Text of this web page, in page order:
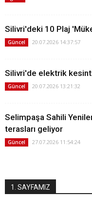
Silivri'deki 10 Plaj
Güncel 20.07.2026 14:37:57
Silivri'de elektrik
Güncel 20.07.2026 13:21:32
Selimpaşa Sahili
terasları geliyor
Güncel 27.07.2026 11:54:24
1. SAYFAMIZ